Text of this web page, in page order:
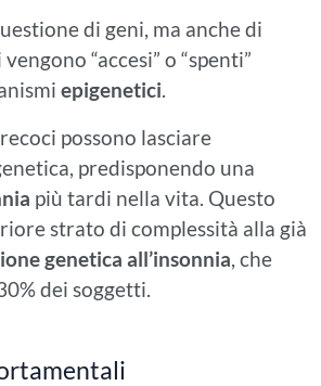
di geni, ma anche di
“accesi” o “spenti”
epigenetici.
possono lasciare
predisponendo una
più tardi nella vita. Questo
strato di complessità alla già
genetica all’insonnia, che
dei soggetti.